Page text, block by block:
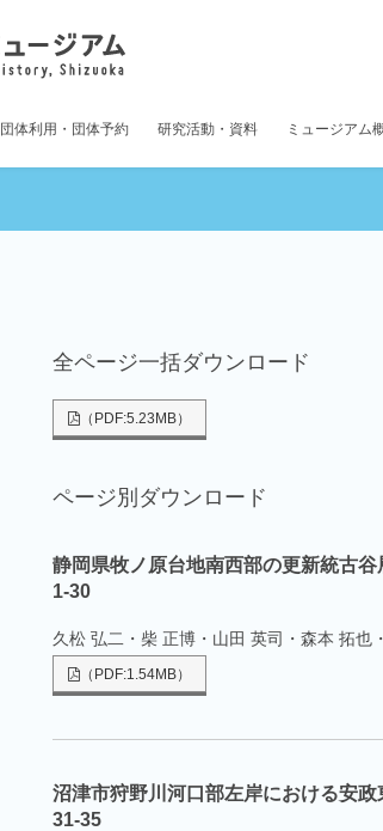
団体利用・団体予約 研究活動・資料 ミュージアム
全ページ一括ダウンロード
（PDF:5.23MB）
ページ別ダウンロード
静岡県牧ノ原台地南西部の更新統古
1-30
久松 弘二・柴 正博・山田 英司・森本 拓也
（PDF:1.54MB）
沼津市狩野川河口部左岸における安
31-35